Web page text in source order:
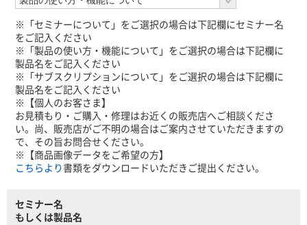
※「セミナーについて」をご選択の場合は下記欄にセミナー名
をご記入ください
※「製品の使い方・機能について」をご選択の場合は下記欄に
製品名をご記入ください
※「サブスクリプションについて」をご選択の場合は下記欄に
製品名をご記入ください
※【個人のお客さま】
お見積もり・ご購入・修理はお近くの販売店へご相談くださ
い。尚、販売店がご不明の場合はご案内させていただきますの
で、その旨お問合せください。
※【商品画像データをご希望の方】
こちらより 書類をダウンロードいただきご提出ください。
セミナー名
もしくは製品名